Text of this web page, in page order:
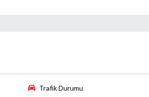
Trafik Durumu